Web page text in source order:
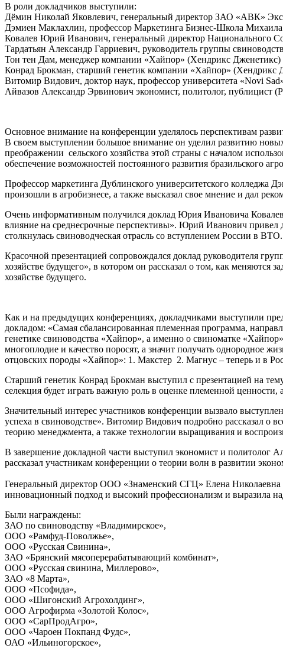
В роли докладчиков выступили:
Дёмин Николай Яковлевич, генеральный директор ЗАО «АВК»
Дэмиен Маклахлин, профессор Маркетинга Бизнес-Школа
Ковалев Юрий Иванович, генеральный директор Национального
Тардатьян Александр Гарриевич, руководитель группы
Тон тен Дам, менеджер компании «Хайпор» (Хендрикс
Конрад Брокман, старший генетик компании «Хайпор»
Витомир Видович, доктор наук, профессор университета «Novi
Айвазов Александр Эрвинович экономист, политолог, публицист
Основное внимание на конференции уделялось перспективам
В своем выступлении большое внимание он уделил развитию
преображении сельского хозяйства этой страны с началом
обеспечение возможностей постоянного развития бразильского
Профессор маркетинга Дублинского университетского колледжа
произошли в агробизнесе, а также высказал свое мнение и дал
Очень информативным получился доклад Юрия Ивановича
влияние на среднесрочные перспективы». Юрий Иванович привел
столкнулась свиноводческая отрасль со вступлением России в ВТО.
Красочной презентацией сопровождался доклад руководителя
хозяйстве будущего», в котором он рассказал о том, как меняются
хозяйстве будущего.
Как и на предыдущих конференциях, докладчиками выступили
докладом: «Самая сбалансированная племенная программа,
генетике свиноводства «Хайпор», а именно о свиноматке
многоплодие и качество поросят, а значит получать однородное
отцовских породы «Хайпор»: 1. Макстер 2. Магнус – теперь и в
Старший генетик Конрад Брокман выступил с презентацией на
селекция будет играть важную роль в оценке племенной
Значительный интерес участников конференции вызвало
успеха в свиноводстве». Витомир Видович подробно рассказал о
теорию менеджмента, а также технологии выращивания и
В завершение докладной части выступил экономист и политолог
рассказал участникам конференции о теории волн в развитии
Генеральный директор ООО «Знаменский СГЦ» Елена Николаевна
инновационный подход и высокий профессионализм и выразила
Были награждены:
ЗАО по свиноводству «Владимирское»,
ООО «Рамфуд-Поволжье»,
ООО «Русская Свинина»,
ЗАО «Брянский мясоперерабатывающий комбинат»,
ООО «Русская свинина, Миллерово»,
ЗАО «8 Марта»,
ООО «Псофида»,
ООО «Шигонский Агрохолдинг»,
ООО Агрофирма «Золотой Колос»,
ООО «СарПродАгро»,
ООО «Чароен Покпанд Фудс»,
ОАО «Ильиногорское»,